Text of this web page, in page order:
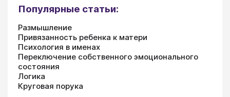
Популярные статьи:
Размышление
Привязанность ребенка к матери
Психология в именах
Переключение собственного эмоционального
состояния
Логика
Круговая порука